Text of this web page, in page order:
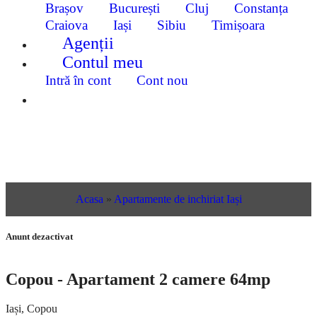
Brașov București Cluj
Constanța
Craiova
Iași Sibiu Timișoara
Agenții
Contul meu
Intră în cont Cont nou
Acasa » Apartamente de inchiriat Iași
Anunt dezactivat
Copou - Apartament 2 camere 64mp
Iași, Copou